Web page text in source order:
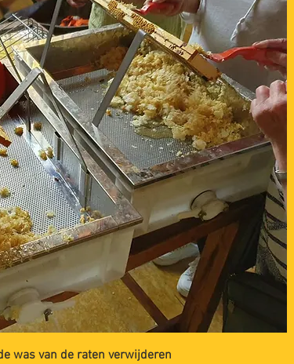
was van de raten verwijderen